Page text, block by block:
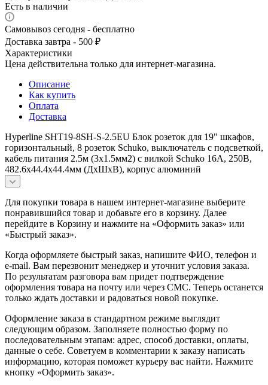
Есть в наличии
Самовывоз сегодня - бесплатно
Доставка завтра - 500 ₽
Характеристики
Цена действительна только для интернет-магазина.
Описание
Как купить
Оплата
Доставка
Hyperline SHT19-8SH-S-2.5EU Блок розеток для 19" шкафов,
горизонтальный, 8 розеток Schuko, выключатель с подсветкой,
кабель питания 2.5м (3х1.5мм2) с вилкой Schuko 16A, 250В,
482.6x44.4x44.4мм (ДхШхВ), корпус алюминий
Для покупки товара в нашем интернет-магазине выберите
понравившийся товар и добавьте его в корзину. Далее
перейдите в Корзину и нажмите на «Оформить заказ» или
«Быстрый заказ».
Когда оформляете быстрый заказ, напишите ФИО, телефон и
e-mail. Вам перезвонит менеджер и уточнит условия заказа.
По результатам разговора вам придет подтверждение
оформления товара на почту или через СМС. Теперь останется
только ждать доставки и радоваться новой покупке.
Оформление заказа в стандартном режиме выглядит
следующим образом. Заполняете полностью форму по
последовательным этапам: адрес, способ доставки, оплаты,
данные о себе. Советуем в комментарии к заказу написать
информацию, которая поможет курьеру вас найти. Нажмите
кнопку «Оформить заказ».